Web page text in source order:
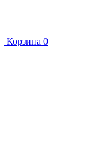
Корзина 0